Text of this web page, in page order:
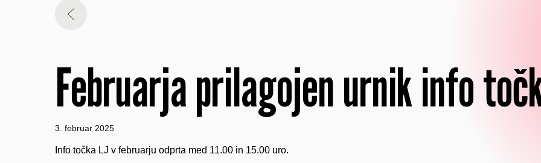
Februarja prilagojen urnik info
3. februar 2025
Info točka LJ v februarju odprta med 11.00 in 15.00 uro.